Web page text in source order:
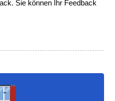
Sie können Ihr Feedback